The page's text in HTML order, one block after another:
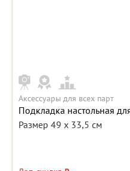
Аксессуары для всех парт
Подкладка настольная
Размер 49 x 33,5 см